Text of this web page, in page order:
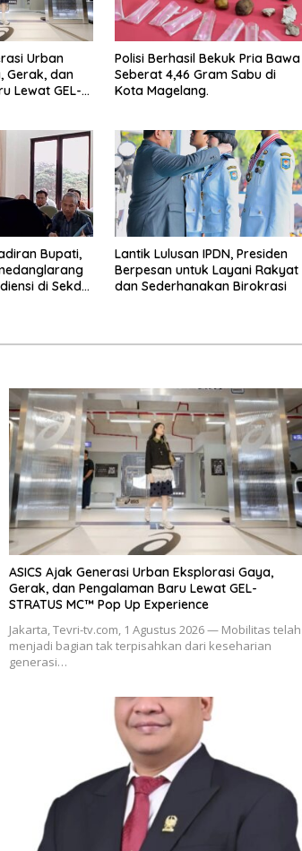
Urban
Gerak, dan
Lewat GEL-
Polisi Berhasil Bekuk Pria Bawa
Seberat 4,46 Gram Sabu di
Kota Magelang.
Bupati,
di Sekda
Lantik Lulusan IPDN, Presiden
Berpesan untuk Layani Rakyat
dan Sederhanakan Birokrasi
ASICS Ajak Generasi Urban Eksplorasi Gaya,
Gerak, dan Pengalaman Baru Lewat GEL-
STRATUS MC™ Pop Up Experience
Jakarta, Tevri-tv.com, 1 Agustus 2026 — Mobilitas telah
menjadi bagian tak terpisahkan dari keseharian
generasi…